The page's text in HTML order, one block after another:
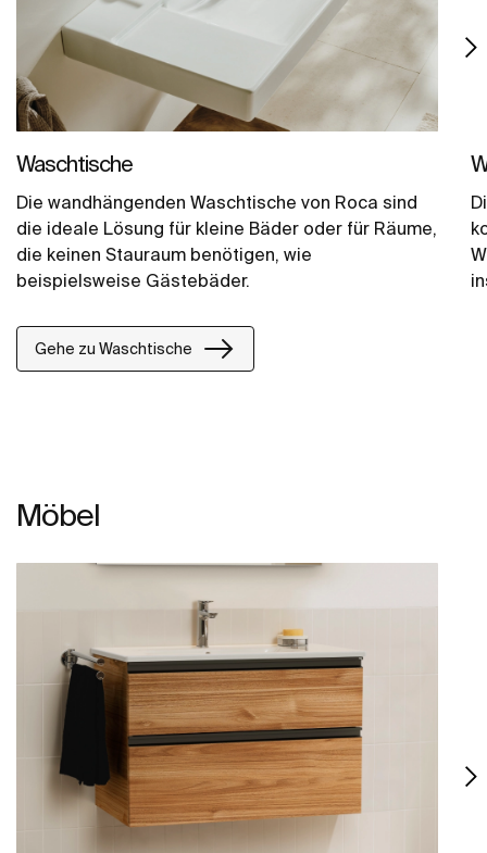
Waschtische
Die wandhängenden Waschtische von Roca sind
die ideale Lösung für kleine Bäder oder für Räume,
die keinen Stauraum benötigen, wie
beispielsweise Gästebäder.
Gehe zu Waschtische
Möbel